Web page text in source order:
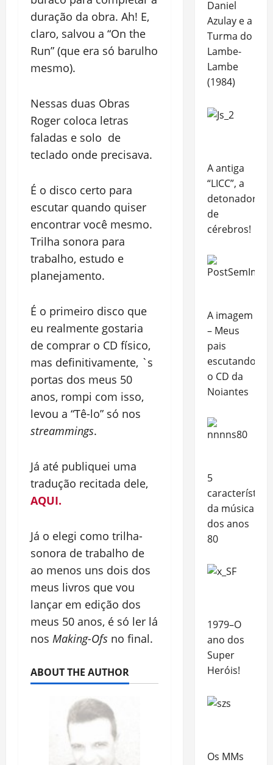
duração da obra. Ah! E,
claro, salvou a “On the
Run” (que era só barulho
mesmo).
Nessas duas Obras
Roger coloca letras
faladas e solo de
teclado onde precisava.
É o disco certo para
escutar quando quiser
encontrar você mesmo.
Trilha sonora para
trabalho, estudo e
planejamento.
É o primeiro disco que
eu realmente gostaria
de comprar o CD físico,
mas definitivamente, `s
portas dos meus 50
anos, rompi com isso,
levou a “Tê-lo” só nos
streammings.
Já até publiquei uma
tradução recitada dele,
AQUI.
Já o elegi como trilha-
sonora de trabalho de
ao menos uns dois dos
meus livros que vou
lançar em edição dos
meus 50 anos, é só ler lá
nos Making-Ofs no final.
ABOUT THE AUTHOR
Daniel
Azulay e a
Turma do
Lambe-
Lambe
(1984)
A antiga
“LICC”, a
detonadora
de
cérebros!
A imagem
– Meus
pais
escutando
o CD da
Noiantes
5
da música
dos anos
80
1979–O
ano dos
Super
Heróis!
Os MMs